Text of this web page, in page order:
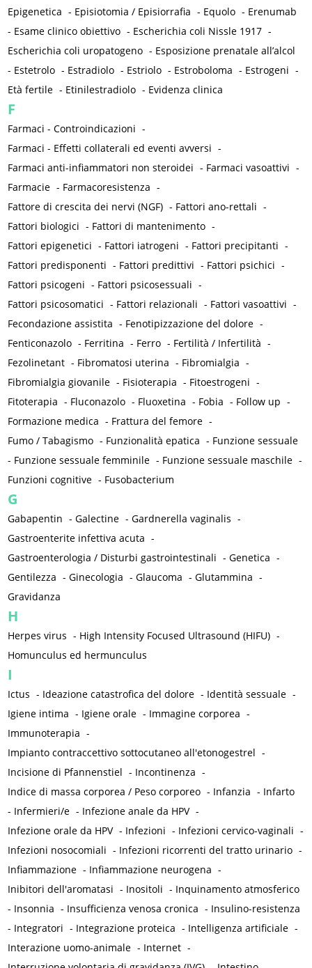
Epigenetica - Episiotomia / Episiorrafia - Equolo - Erenumab
- Esame clinico obiettivo - Escherichia coli Nissle 1917 -
Escherichia coli uropatogeno - Esposizione prenatale all’alcol
- Estetrolo - Estradiolo - Estriolo - Estroboloma - Estrogeni -
Età fertile - Etinilestradiolo - Evidenza clinica
F
Farmaci - Controindicazioni -
Farmaci - Effetti collaterali ed eventi avversi -
Farmaci anti-infiammatori non steroidei - Farmaci vasoattivi -
Farmacie - Farmacoresistenza -
Fattore di crescita dei nervi (NGF) - Fattori ano-rettali -
Fattori biologici - Fattori di mantenimento -
Fattori epigenetici - Fattori iatrogeni - Fattori precipitanti -
Fattori predisponenti - Fattori predittivi - Fattori psichici -
Fattori psicogeni - Fattori psicosessuali -
Fattori psicosomatici - Fattori relazionali - Fattori vasoattivi -
Fecondazione assistita - Fenotipizzazione del dolore -
Fenticonazolo - Ferritina - Ferro - Fertilità / Infertilità -
Fezolinetant - Fibromatosi uterina - Fibromialgia -
Fibromialgia giovanile - Fisioterapia - Fitoestrogeni -
Fitoterapia - Fluconazolo - Fluoxetina - Fobia - Follow up -
Formazione medica - Frattura del femore -
Fumo / Tabagismo - Funzionalità epatica - Funzione sessuale
- Funzione sessuale femminile - Funzione sessuale maschile -
Funzioni cognitive - Fusobacterium
G
Gabapentin -Galectine -Gardnerella vaginalis -
Gastroenterite infettiva acuta -
Gastroenterologia / Disturbi gastrointestinali -Genetica -
Gentilezza -Ginecologia -Glaucoma -Glutammina -
Gravidanza
H
Herpes virus - High Intensity Focused Ultrasound (HIFU) -
Homunculus ed hermunculus
I
Ictus - Ideazione catastrofica del dolore - Identità sessuale -
Igiene intima - Igiene orale - Immagine corporea -
Immunoterapia -
Impianto contraccettivo sottocutaneo all'etonogestrel -
Incisione di Pfannenstiel - Incontinenza -
Indice di massa corporea / Peso corporeo - Infanzia - Infarto
- Infermieri/e - Infezione anale da HPV -
Infezione orale da HPV - Infezioni - Infezioni cervico-vaginali -
Infezioni nosocomiali - Infezioni ricorrenti del tratto urinario -
Infiammazione - Infiammazione neurogena -
Inibitori dell'aromatasi - Inositoli - Inquinamento atmosferico
- Insonnia - Insufficienza venosa cronica - Insulino-resistenza
- Integratori - Integrazione proteica - Intelligenza artificiale -
Interazione uomo-animale - Internet -